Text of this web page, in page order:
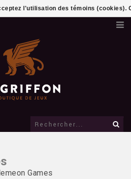
Games
l'utilisation des témoins